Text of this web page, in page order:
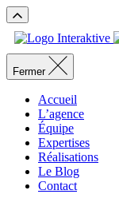
Fermer
Accueil
L’agence
Équipe
Expertises
Réalisations
Le Blog
Contact